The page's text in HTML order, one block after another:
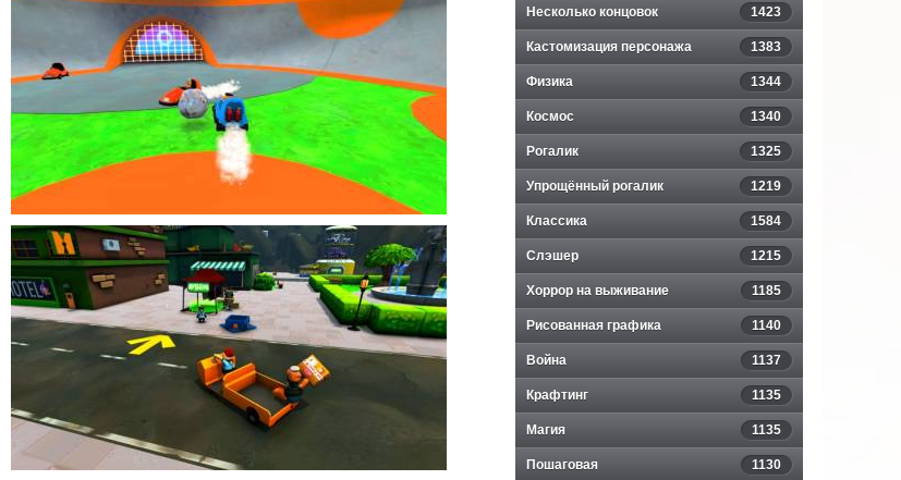
Несколько концовок 1423
Кастомизация персонажа 1383
Физика 1344
Космос 1340
Рогалик 1325
Упрощённый рогалик 1219
Классика 1584
Слэшер 1215
Хоррор на выживание 1185
Рисованная графика 1140
Война 1137
Крафтинг 1135
Магия 1135
Пошаговая 1130